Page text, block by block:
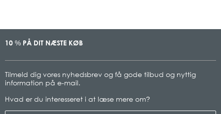
10 % PÅ DIT NÆSTE KØB
Tilmeld dig vores nyhedsbrev og få gode tilbud og nyttig
information på e-mail.
Hvad er du interesseret i at læse mere om?